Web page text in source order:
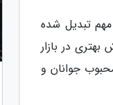
مهم تبدیل شده
در بازار
گوشی محبوب جوانان و